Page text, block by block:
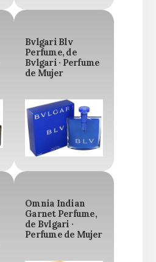
Bvlgari Blv
Perfume, de
Bvlgari · Perfume
de Mujer
Omnia Indian
Garnet Perfume,
de Bvlgari ·
Perfume de Mujer